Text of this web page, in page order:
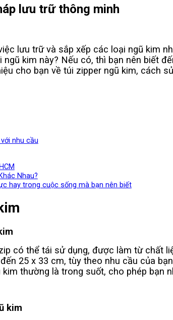
lưu trữ thông minh
lưu trữ và sắp xếp các loại ngũ kim
kim này? Nếu có, thì bạn nên biết
cho bạn về túi zipper ngũ kim, cách
nhu cầu
Nhau?
hay trong cuộc sống mà bạn nên biết
có thể tái sử dụng, được làm từ chất
25 x 33 cm, tùy theo nhu cầu của
thường là trong suốt, cho phép bạn
kim